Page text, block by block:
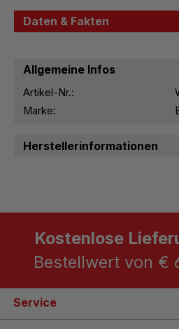
Daten & Fakten
Allgemeine Infos
Artikel-Nr.:
Marke:
Herstellerinformationen
Kostenlose
Bestellwert von €
Service